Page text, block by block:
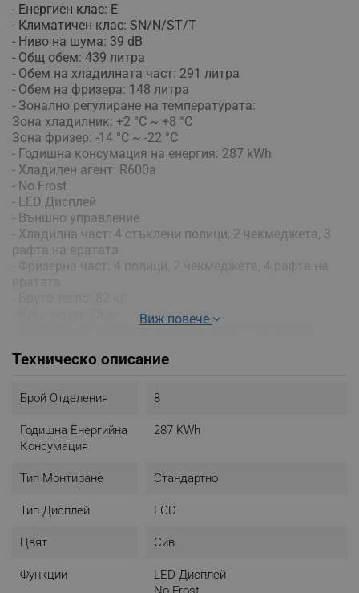
- Енергиен клас: E
- Климатичен клас: SN/N/ST/T
- Ниво на шума: 39 dB
- Общ обем: 439 литра
- Обем на хладилната част: 291 литра
- Обем на фризера: 148 литра
- Зонално регулиране на температурата:
Зона хладилник: +2 °С ~ +8 °С
Зона фризер: -14 °C ~ -22 °C
- Годишна консумация на енергия: 287 kWh
- Хладилен агент: R600a
- No Frost
- LED Дисплей
- Външно управление
- Хладилна част: 4 стъклени полици, 2 чекмеджета, 3
рафта на вратата
- Размери на продукта (ШхВхД): 910x1770x590 мм
- Цвят: Сив
Виж повече
Техническо описание
Брой Отделения 8
Годишна Енергийна
Консумация
287 KWh
Тип Монтиране Стандартно
Тип Дисплей LCD
Цвят Cив
Функции
LED Дисплей